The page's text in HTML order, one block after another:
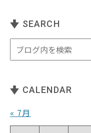
SEARCH
CALENDAR
« 7月